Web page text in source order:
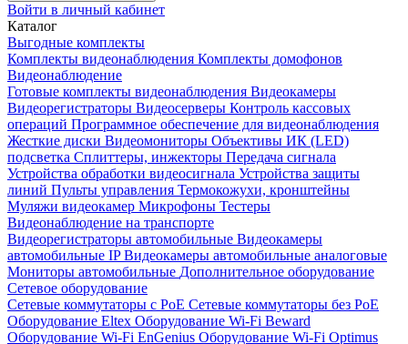
Войти в личный кабинет
Каталог
Выгодные комплекты
Комплекты видеонаблюдения Комплекты домофонов
Видеонаблюдение
Готовые комплекты видеонаблюдения Видеокамеры
Видеорегистраторы Видеосерверы Контроль кассовых
операций Программное обеспечение для видеонаблюдения
Жесткие диски Видеомониторы Объективы ИК (LED)
подсветка Сплиттеры, инжекторы Передача сигнала
Устройства обработки видеосигнала Устройства защиты
линий Пульты управления Термокожухи, кронштейны
Муляжи видеокамер Микрофоны Тестеры
Видеонаблюдение на транспорте
Видеорегистраторы автомобильные Видеокамеры
автомобильные IPВидеокамеры автомобильные аналоговые
Мониторы автомобильные Дополнительное оборудование
Сетевое оборудование
Сетевые коммутаторы с РоЕ Сетевые коммутаторы без РоЕ
Оборудование Eltex Оборудование Wi-Fi Beward
Оборудование Wi-Fi EnGenius Оборудование Wi-Fi Optimus